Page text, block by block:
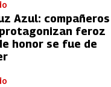
Azul: compañeros
feroz
honor se fue de